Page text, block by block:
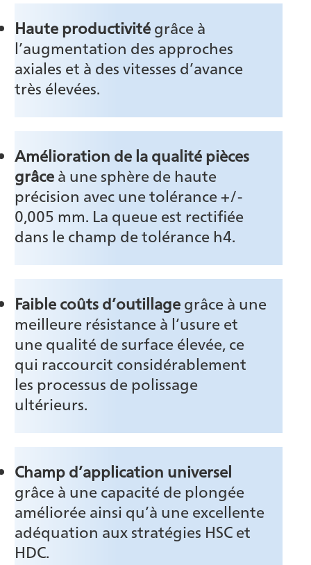
Haute productivitégrâce à
l’augmentation des approches
axiales et à des vitesses d’avance
très élevées.
Amélioration de la qualité pièces
grâceà une sphère de haute
précision avec une tolérance +/-
0,005 mm. La queue est rectifiée
dans le champ de tolérance h4.
Faible coûts d’outillagegrâce à une
meilleure résistance à l’usure et
une qualité de surface élevée, ce
qui raccourcit considérablement
les processus de polissage
ultérieurs.
Champ d’application universel
grâce à une capacité de plongée
améliorée ainsi qu’à une excellente
adéquation aux stratégies HSC et
HDC.